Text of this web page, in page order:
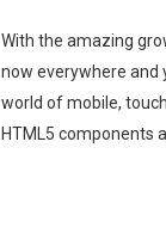
With the amazing
now everywhere and
world of mobile,
HTML5 components